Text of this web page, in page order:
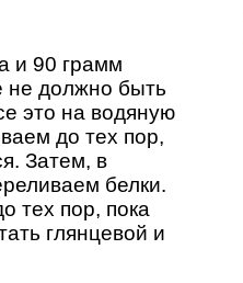
и 90 грамм
не должно быть
это на водяную
до тех пор,
Затем, в
белки.
тех пор, пока
глянцевой и